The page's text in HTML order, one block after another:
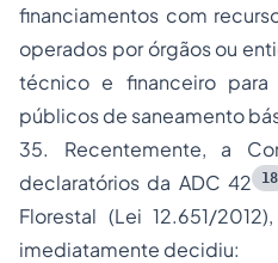
financiamentos com
operados por órgãos ou
técnico e financeiro
públicos de saneamento
35. Recentemente, a
declaratórios da ADC 42
18
Florestal (Lei 12.651/
imediatamente decidiu: